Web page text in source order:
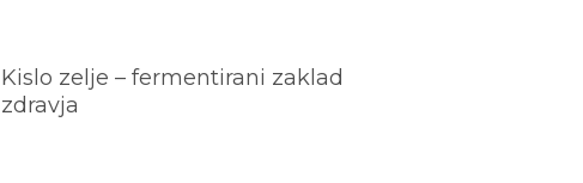
Kislo zelje – fermentirani zaklad
zdravja